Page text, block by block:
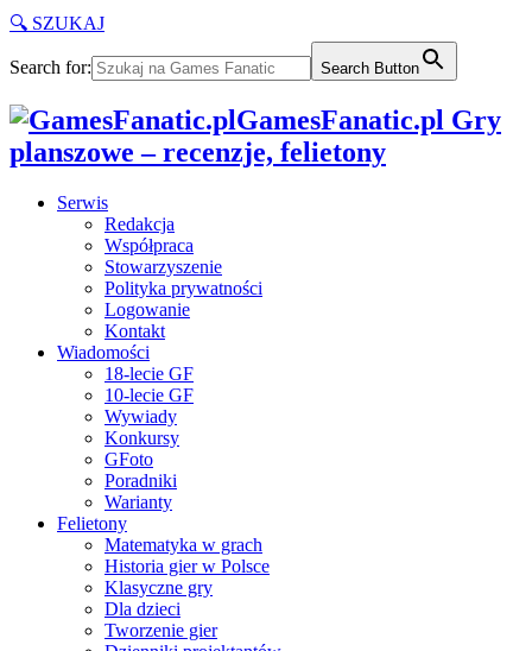
🔍 SZUKAJ
Search for: Search Button
GamesFanatic.pl Gry
planszowe – recenzje, felietony
Serwis
Redakcja
Współpraca
Stowarzyszenie
Polityka prywatności
Logowanie
Kontakt
Wiadomości
18-lecie GF
10-lecie GF
Wywiady
Konkursy
GFoto
Poradniki
Warianty
Felietony
Matematyka w grach
Historia gier w Polsce
Klasyczne gry
Dla dzieci
Tworzenie gier